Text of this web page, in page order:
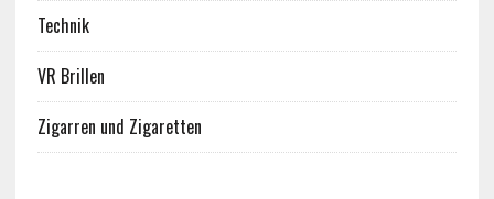
Technik
VR Brillen
Zigarren und Zigaretten